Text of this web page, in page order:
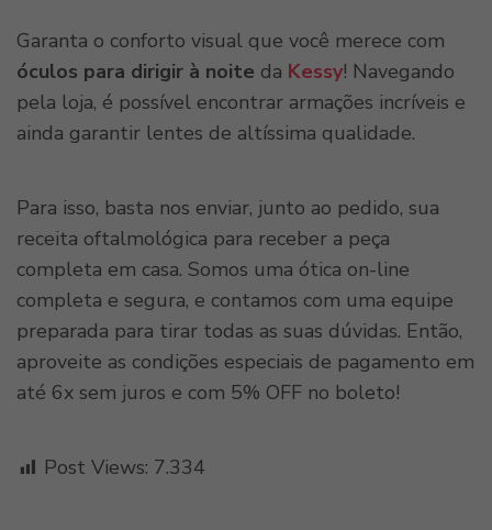
Garanta o conforto visual que você merece com
óculos para dirigir à noite da Kessy! Navegando
pela loja, é possível encontrar armações incríveis e
ainda garantir lentes de altíssima qualidade.
Para isso, basta nos enviar, junto ao pedido, sua
receita oftalmológica para receber a peça
completa em casa. Somos uma ótica on-line
completa e segura, e contamos com uma equipe
preparada para tirar todas as suas dúvidas. Então,
aproveite as condições especiais de pagamento em
até 6x sem juros e com 5% OFF no boleto!
Post Views: 7.334